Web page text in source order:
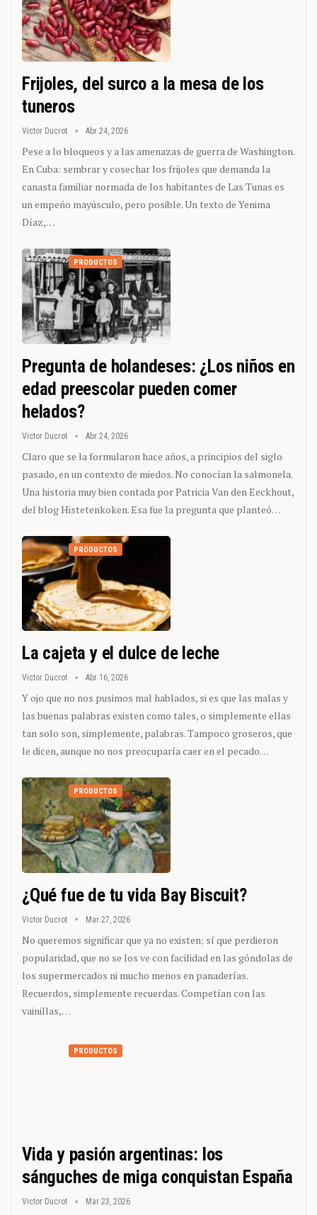
Frijoles, del surco a la mesa de los
tuneros
Victor Ducrot Abr 24, 2026
Pese a lo bloqueos y a las amenazas de guerra de Washington.
En Cuba: sembrar y cosechar los frijoles que demanda la
canasta familiar normada de los habitantes de Las Tunas es
un empeño mayúsculo, pero posible. Un texto de Yenima
Díaz,…
PRODUCTOS
Pregunta de holandeses: ¿Los niños en
edad preescolar pueden comer
helados?
Victor Ducrot Abr 24, 2026
Claro que se la formularon hace años, a principios del siglo
pasado, en un contexto de miedos. No conocían la salmonela.
Una historia muy bien contada por Patricia Van den Eeckhout,
del blog Histetenkoken. Esa fue la pregunta que planteó…
PRODUCTOS
La cajeta y el dulce de leche
Victor Ducrot Abr 16, 2026
Y ojo que no nos pusimos mal hablados, si es que las malas y
las buenas palabras existen como tales, o simplemente ellas
tan solo son, simplemente, palabras. Tampoco groseros, que
le dicen, aunque no nos preocuparía caer en el pecado…
PRODUCTOS
¿Qué fue de tu vida Bay Biscuit?
Victor Ducrot Mar 27, 2026
No queremos significar que ya no existen; sí que perdieron
popularidad, que no se los ve con facilidad en las góndolas de
los supermercados ni mucho menos en panaderías.
Recuerdos, simplemente recuerdas. Competían con las
vainillas,…
PRODUCTOS
Vida y pasión argentinas: los
sánguches de miga conquistan España
Victor Ducrot Mar 23, 2026